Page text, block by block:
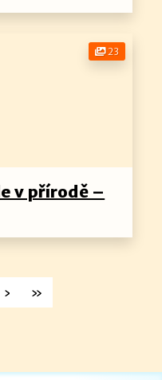
v přírodě –
23
› »